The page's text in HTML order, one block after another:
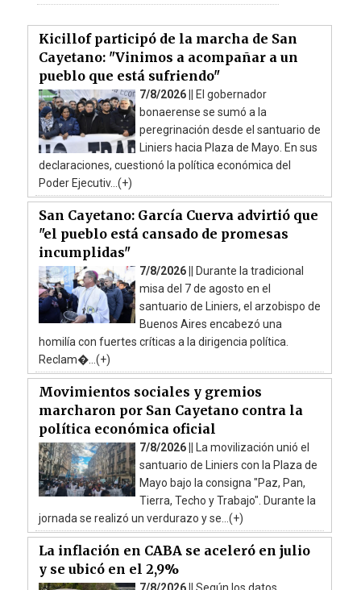
Kicillof participó de la marcha de San
Cayetano: "Vinimos a acompañar a un
pueblo que está sufriendo"
7/8/2026 || El gobernador
bonaerense se sumó a la
peregrinación desde el santuario de
Liniers hacia Plaza de Mayo. En sus
declaraciones, cuestionó la política económica del
Poder Ejecutiv...(+)
San Cayetano: García Cuerva advirtió que
"el pueblo está cansado de promesas
incumplidas"
7/8/2026 || Durante la tradicional
misa del 7 de agosto en el
santuario de Liniers, el arzobispo de
Buenos Aires encabezó una
homilía con fuertes críticas a la dirigencia política.
Reclam�...(+)
Movimientos sociales y gremios
marcharon por San Cayetano contra la
política económica oficial
7/8/2026 || La movilización unió el
santuario de Liniers con la Plaza de
Mayo bajo la consigna "Paz, Pan,
Tierra, Techo y Trabajo". Durante la
jornada se realizó un verdurazo y se...(+)
La inflación en CABA se aceleró en julio
y se ubicó en el 2,9%
7/8/2026 || Según los datos